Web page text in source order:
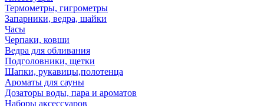
Термометры, гигрометры
Запарники, ведра, шайки
Часы
Черпаки, ковши
Ведра для обливания
Подголовники, щетки
Шапки, рукавицы,полотенца
Ароматы для сауны
Дозаторы воды, пара и ароматов
Наборы аксессуаров